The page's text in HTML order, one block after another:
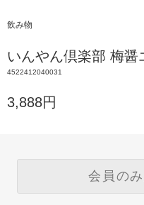
飲み物
いんやん倶楽部 梅醤
4522412040031
3,888円
会員の